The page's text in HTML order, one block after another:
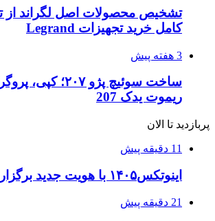
تشخیص محصولات اصل لگراند از
کامل خرید تجهیزات Legrand
3 هفته پیش
ساخت سوئیچ پژو
ریموت یدک 207
پربازدید تا الان
11 دقیقه پیش
اینوتکس۱۴۰۵ با هویت جدید برگزار می‌شود
21 دقیقه پیش